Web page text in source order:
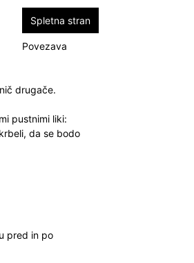
Spletna stran
Povezava
drugače.
pustnimi liki:
da se bodo
pred in po